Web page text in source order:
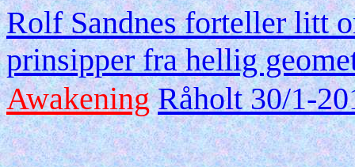
Rolf Sandnes forteller litt
prinsipper fra hellig
Awakening Råholt 30/1-